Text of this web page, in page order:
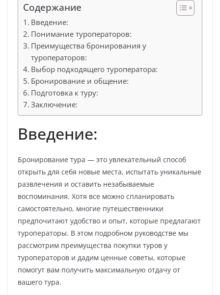
Содержание
Введение:
Понимание туроператоров:
Преимущества бронирования у
туроператоров:
Выбор подходящего туроператора:
Бронирование и общение:
Подготовка к туру:
Заключение:
Введение:
Бронирование тура — это увлекательный способ
открыть для себя новые места, испытать уникальные
развлечения и оставить незабываемые
воспоминания. Хотя все можно спланировать
самостоятельно, многие путешественники
предпочитают удобство и опыт, которые предлагают
туроператоры. В этом подробном руководстве мы
рассмотрим преимущества покупки туров у
туроператоров и дадим ценные советы, которые
помогут вам получить максимальную отдачу от
вашего тура.